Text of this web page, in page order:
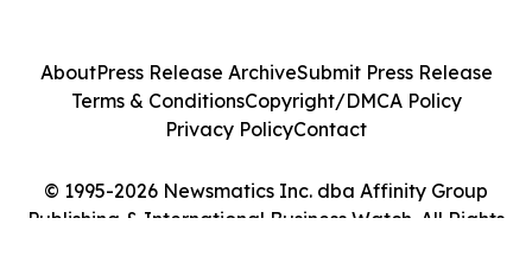
© 1995-2026 Newsmatics Inc. dba Affinity Group
Publishing & International Business Watch. All Rights
AboutPress Release ArchiveSubmit Press Release
Terms & ConditionsCopyright/DMCA Policy
Privacy PolicyContact